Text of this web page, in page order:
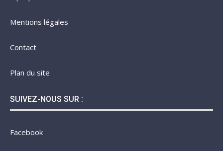
Mentions légales
Contact
Plan du site
SUIVEZ-NOUS SUR :
Facebook